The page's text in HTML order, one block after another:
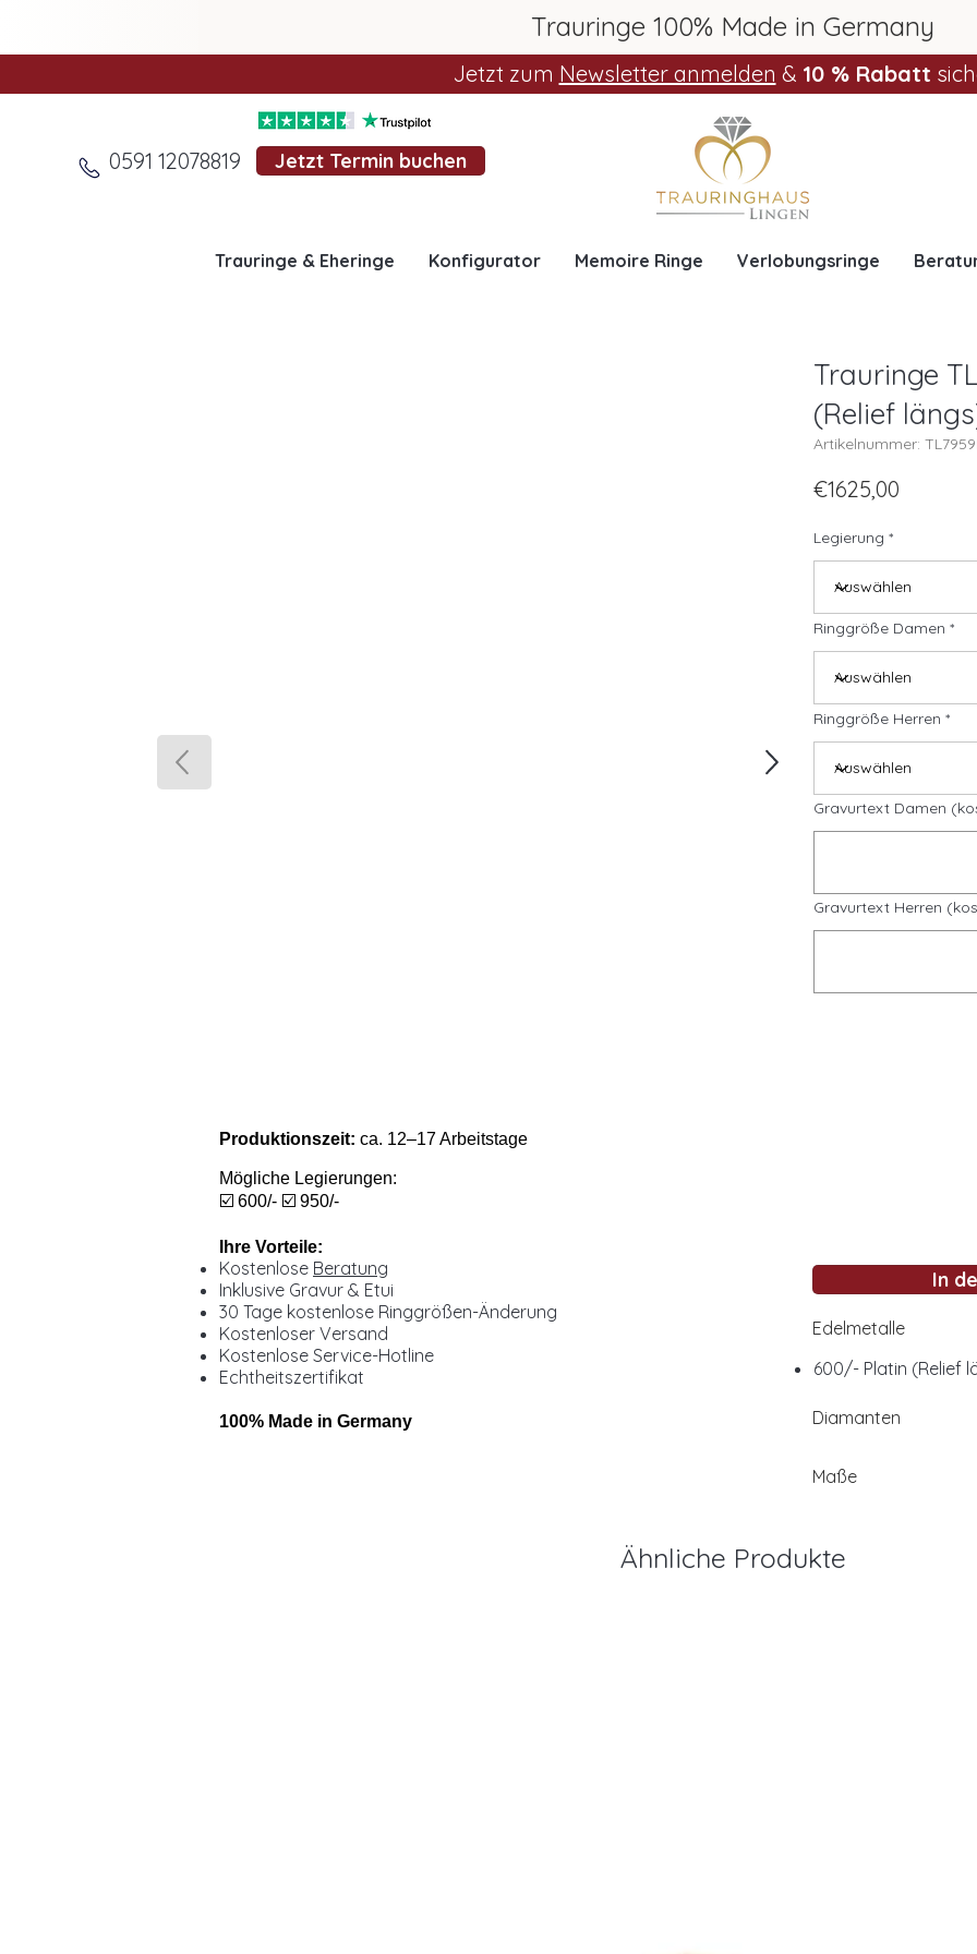
Trauringe 100% Made in Germany
Jetzt zum Newsletter anmelden & 10 % Rabatt
0591 12078819 Jetzt Termin buchen
Trauringe & Eheringe Konfigurator Memoire Ringe Verlobungsringe
Produktionszeit: ca. 12–17 Arbeitstage
Mögliche Legierungen:
☑️ 600/- ☑️ 950/-
Ihre Vorteile:
Kostenlose Beratung
Inklusive Gravur & Etui
30 Tage kostenlose Ringgrößen-Änderung
Kostenloser Versand
Kostenlose Service-Hotline
Echtheitszertifikat
100% Made in Germany
Trauringe
(Relief
Artikelnummer:
€1625,00
Legierung
Ringgröße Damen
Ringgröße Herren
Gravurtext Damen
Gravurtext Herren
In
Edelmetalle
600/- Platin (Relief
Diamanten
Maße
Ähnliche Produkte